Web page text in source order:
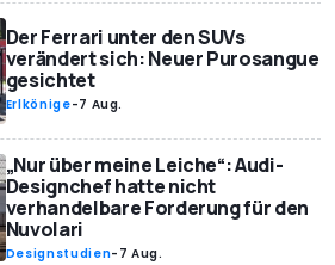
Der Ferrari unter den SUVs
verändert sich: Neuer Purosangue
gesichtet
Erlkönige-7 Aug.
„Nur über meine Leiche“: Audi-
Designchef hatte nicht
verhandelbare Forderung für den
Nuvolari
Designstudien- 7 Aug.